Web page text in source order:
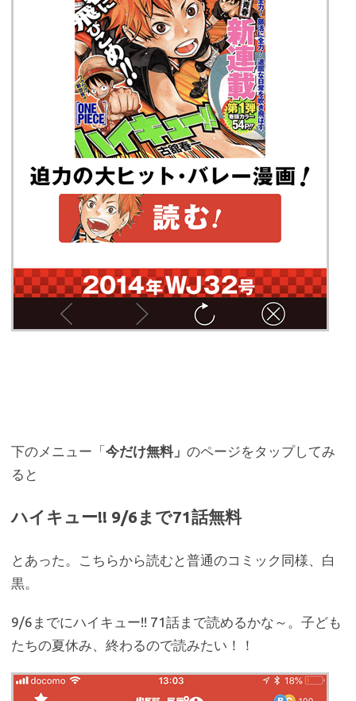
下のメニュー「今だけ無料」 のページをタップしてみ
ると
ハイキュー!! 9/6まで71話無料
とあった。こちらから読むと普通のコミック同様、白
黒。
9/6までにハイキュー!! 71話まで読めるかな～。子ども
たちの夏休み、終わるので読みたい！！